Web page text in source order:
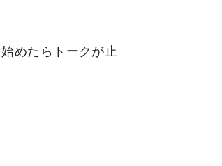
めたらトークが止